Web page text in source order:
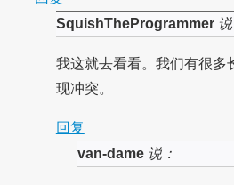
SquishTheProgrammer说
我这就去看看。我们有很多
现冲突。
回复
van-dame说：